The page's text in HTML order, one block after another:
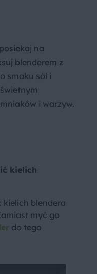
na
blenderem z
smaku sól i
i warzyw.
kielich
kielich blendera
myć go
do tego